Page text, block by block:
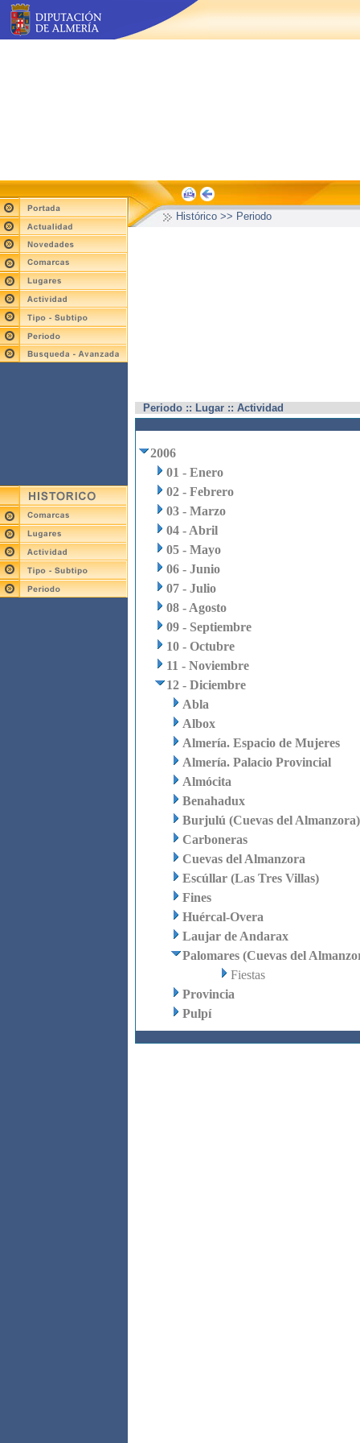
Histórico >> Periodo
Periodo :: Lugar :: Actividad
2006
01 - Enero
02 - Febrero
03 - Marzo
04 - Abril
05 - Mayo
06 - Junio
07 - Julio
08 - Agosto
09 - Septiembre
10 - Octubre
11 - Noviembre
12 - Diciembre
Abla
Albox
Almería. Espacio de Mujeres
Almería. Palacio Provincial
Almócita
Benahadux
Burjulú (Cuevas del Almanzora)
Carboneras
Cuevas del Almanzora
Escúllar (Las Tres Villas)
Fines
Huércal-Overa
Laujar de Andarax
Palomares (Cuevas del
Fiestas
Provincia
Pulpí